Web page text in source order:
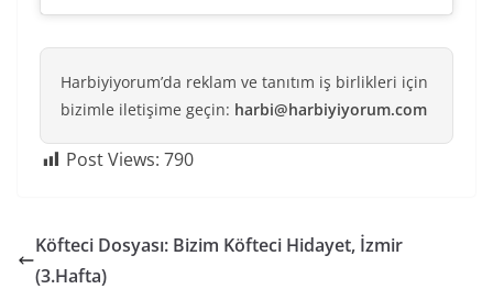
Harbiyiyorum’da reklam ve tanıtım iş birlikleri için
bizimle iletişime geçin: harbi@harbiyiyorum.com
Post Views: 790
Köfteci Dosyası: Bizim Köfteci Hidayet, İzmir
(3.Hafta)